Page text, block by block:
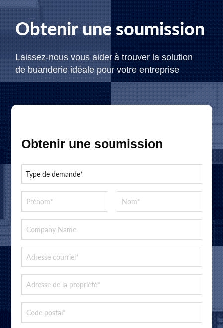
Obtenir une soumission
Laissez-nous vous aider à trouver la solution
de buanderie idéale pour votre entreprise
Obtenir une soumission